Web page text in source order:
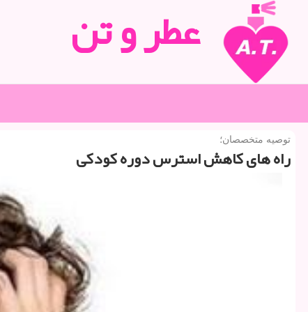
عطر و تن
توصیه متخصصان؛
راه های كاهش استرس دوره كودكی